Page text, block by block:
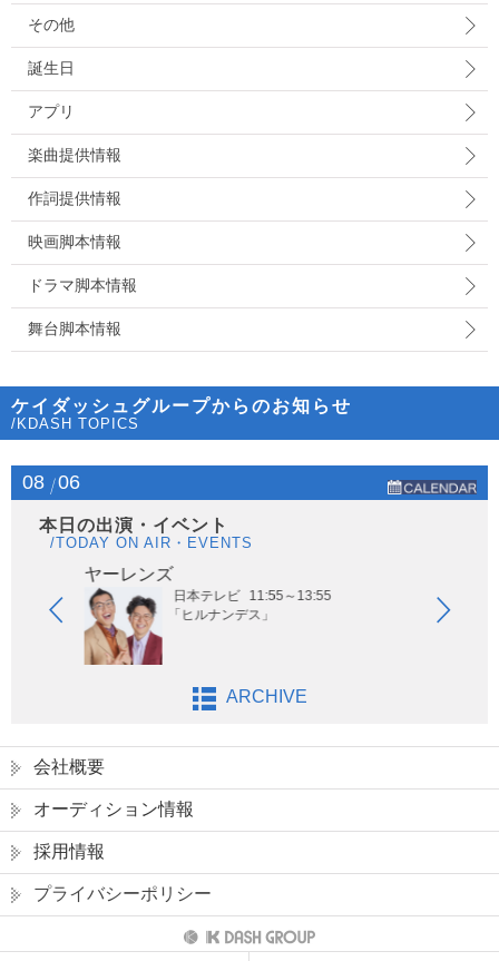
その他
誕生日
アプリ
楽曲提供情報
作詞提供情報
映画脚本情報
ドラマ脚本情報
舞台脚本情報
ケイダッシュグループからのお知らせ
/KDASH TOPICS
08 06
本日の出演・イベント
/TODAY ON AIR・EVENTS
ヤーレンズ
日本テレビ
11:55～13:55
「ヒルナンデス」
ARCHIVE
会社概要
オーディション情報
採用情報
プライバシーポリシー